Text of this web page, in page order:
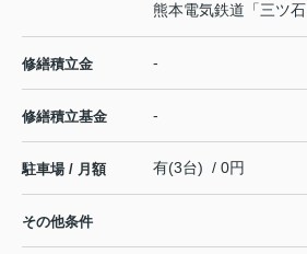
熊本電気鉄道 「三ツ石
修繕積立金 -
修繕積立基金 -
駐車場 / 月額 有(3台) / 0円
その他条件